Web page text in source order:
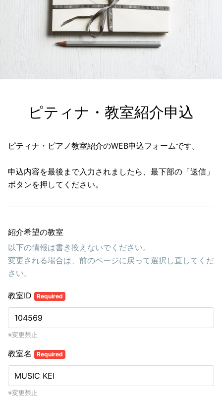
ピティナ・教室紹介申込
ピティナ・ピアノ教室紹介のWEB申込フォームです。
申込内容を最後まで入力されましたら、最下部の「送信」
ボタンを押してください。
紹介希望の教室
以下の情報は書き換えないでください。
変更される場合は、前のページに戻って選択し直してくだ
さい。
教室ID Required
※変更禁止
教室名 Required
※変更禁止